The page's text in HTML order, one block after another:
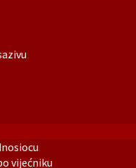
vijećniku